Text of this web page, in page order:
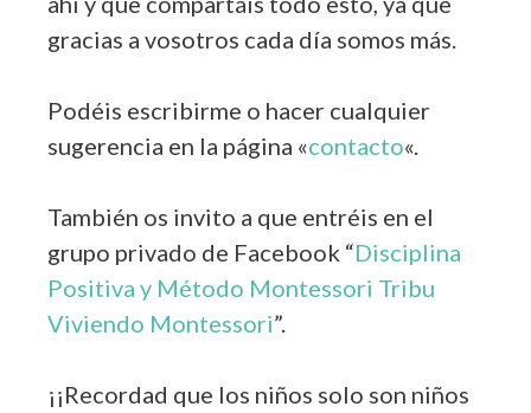
gracias a vosotros cada día somos más.
Podéis escribirme o hacer cualquier
sugerencia en la página «contacto«.
También os invito a que entréis en el
grupo privado de Facebook “Disciplina
Positiva y Método Montessori Tribu
Viviendo Montessori”.
¡¡Recordad que los niños solo son niños